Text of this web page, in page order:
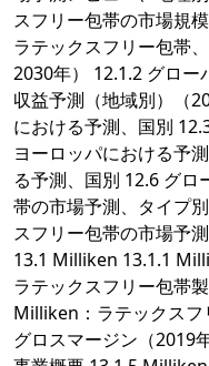
スフリー包帯の市場規
ラテックスフリー包帯
2030年） 12.1.2 グロー
収益予測（地域別）（
における予測、国別
ヨーロッパにおける予
る予測、国別 12.6 グ
帯の市場予測、タイプ
スフリー包帯の市場予
13.1 Milliken 13.1.1
ラテックスフリー包帯
Milliken：ラテックスフ
グロスマージン（2019